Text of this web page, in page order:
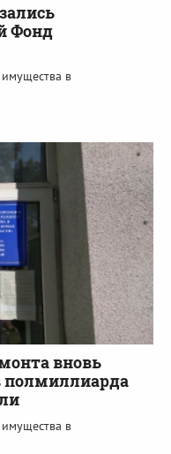
Фонд
в
вновь
полмиллиарда
в